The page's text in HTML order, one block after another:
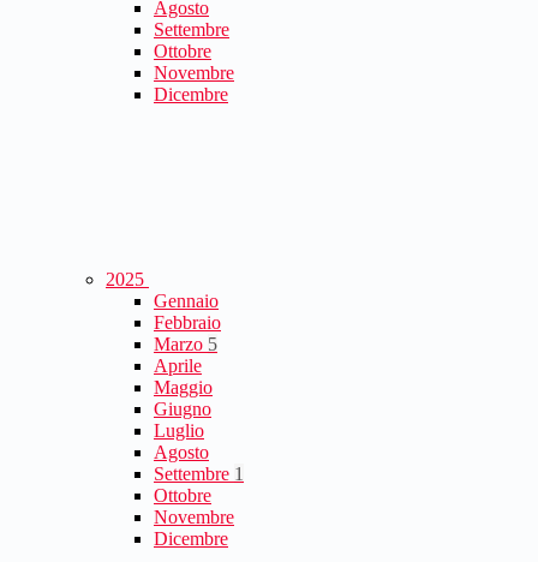
Agosto
Settembre
Ottobre
Novembre
Dicembre
2025
Gennaio
Febbraio
Marzo 5
Aprile
Maggio
Giugno
Luglio
Agosto
Settembre 1
Ottobre
Novembre
Dicembre